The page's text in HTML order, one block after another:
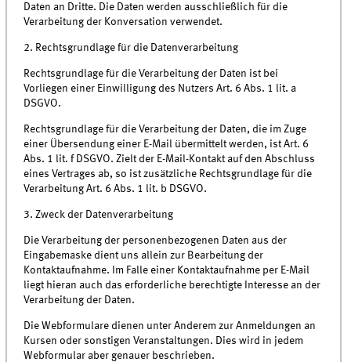
Daten an Dritte. Die Daten werden ausschließlich für die
Verarbeitung der Konversation verwendet.
2. Rechtsgrundlage für die Datenverarbeitung
Rechtsgrundlage für die Verarbeitung der Daten ist bei
Vorliegen einer Einwilligung des Nutzers Art. 6 Abs. 1 lit. a
DSGVO.
Rechtsgrundlage für die Verarbeitung der Daten, die im Zuge
einer Übersendung einer E-Mail übermittelt werden, ist Art. 6
Abs. 1 lit. f DSGVO. Zielt der E-Mail-Kontakt auf den Abschluss
eines Vertrages ab, so ist zusätzliche Rechtsgrundlage für die
Verarbeitung Art. 6 Abs. 1 lit. b DSGVO.
3. Zweck der Datenverarbeitung
Die Verarbeitung der personenbezogenen Daten aus der
Eingabemaske dient uns allein zur Bearbeitung der
Kontaktaufnahme. Im Falle einer Kontaktaufnahme per E-Mail
liegt hieran auch das erforderliche berechtigte Interesse an der
Verarbeitung der Daten.
Die Webformulare dienen unter Anderem zur Anmeldungen an
Kursen oder sonstigen Veranstaltungen. Dies wird in jedem
Webformular aber genauer beschrieben.